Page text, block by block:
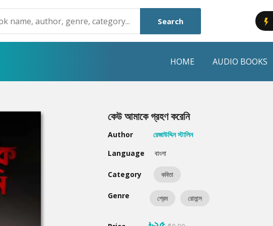
Search
HOME AUDIO BOOKS
Humayun Ahmed
Mouri Morium
Hot & New
কেউ আমাকে গ্রহণ করেনি
Author
রেজাউদ্দিন স্টালিন
Language
বাংলা
Category কবিতা
Genre প্রেম রোমান্স